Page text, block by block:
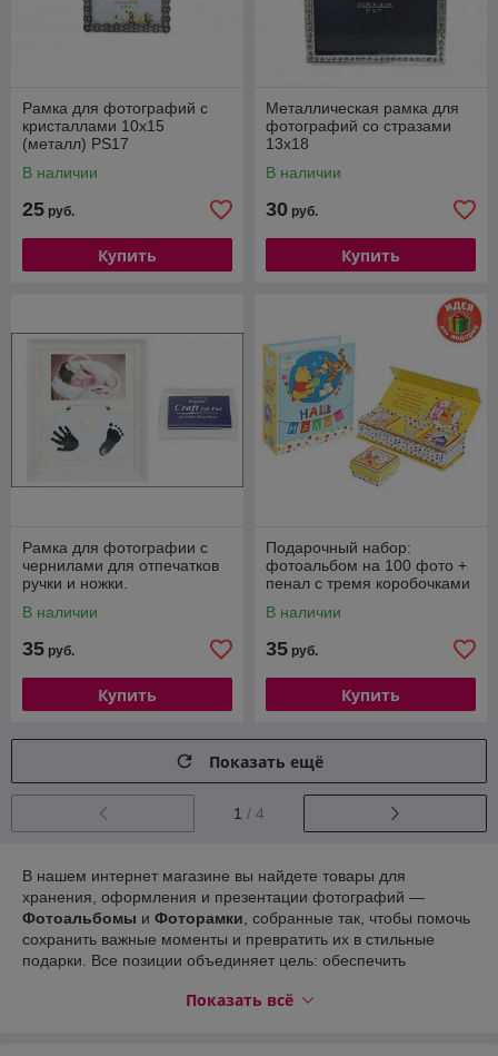
Рамка для фотографий с
кристаллами 10х15
(металл) PS17
В наличии
25 руб.
Купить
Металлическая рамка для
фотографий со стразами
13х18
В наличии
30 руб.
Купить
Рамка для фотографии с
чернилами для отпечатков
ручки и ножки.
В наличии
35 руб.
Купить
Подарочный набор:
фотоальбом на 100 фото +
пенал с тремя коробочками
Медвежонок Винни
В наличии
35 руб.
Купить
Показать ещё
1 / 4
В нашем интернет магазине вы найдете товары для
хранения, оформления и презентации фотографий —
Фотоальбомы и Фоторамки , собранные так, чтобы помочь
сохранить важные моменты и превратить их в стильные
подарки. Все позиции объединяет цель: обеспечить
дарения. Мы отобрали варианты по формату, материалам и
Показать всё